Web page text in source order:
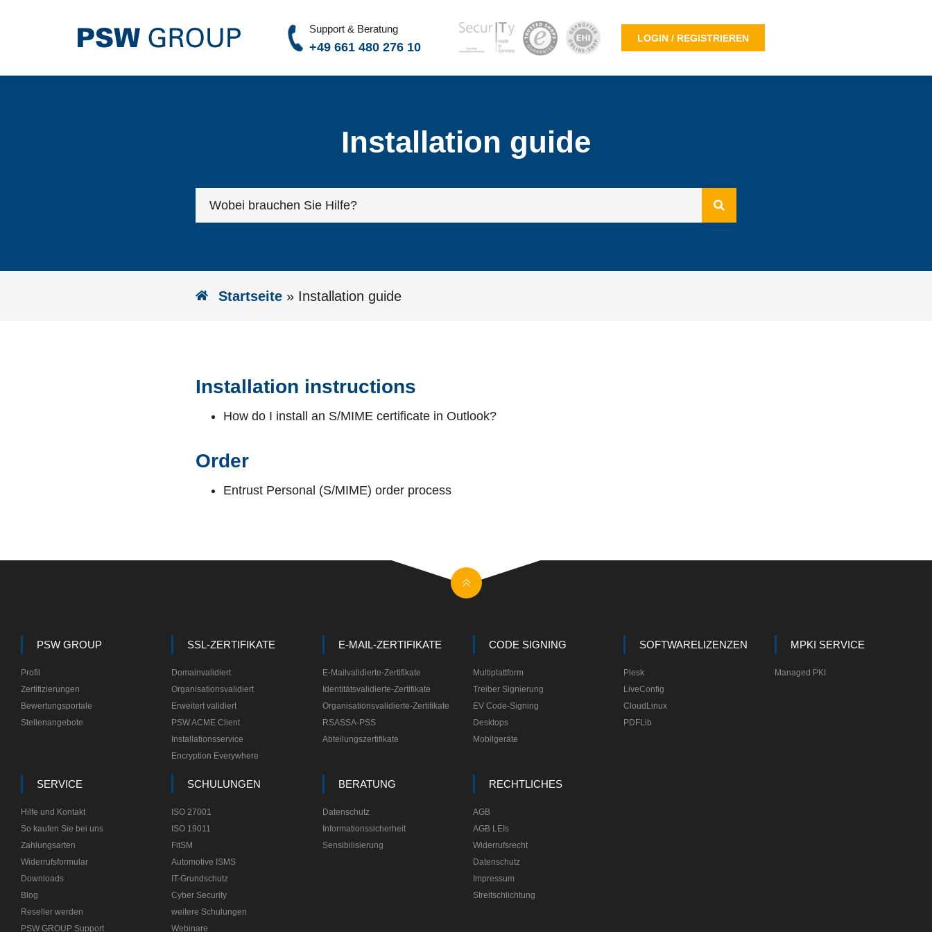
Support & Beratung
+49 661 480 276 10
LOGIN / REGISTRIEREN
Installation guide
Startseite » Installation guide
Installation instructions
How do I install an S/MIME certificate in Outlook?
Order
Entrust Personal (S/MIME) order process
PSW GROUP
Profil
Zertifizierungen
Bewertungsportale
Stellenangebote
SSL-ZERTIFIKATE
Domainvalidiert
Organisationsvalidiert
Erweitert validiert
PSW ACME Client
Installationsservice
Encryption Everywhere
E-MAIL-ZERTIFIKATE
E-Mailvalidierte-Zertifikate
Identitätsvalidierte-Zertifikate
Organisationsvalidierte-Zertifikate
RSASSA-PSS
Abteilungszertifikate
CODE SIGNING
Multiplattform
Treiber Signierung
EV Code-Signing
Desktops
Mobilgeräte
SOFTWARELIZENZEN
Plesk
LiveConfig
CloudLinux
PDFLib
MPKI SERVICE
Managed PKI
SERVICE
Hilfe und Kontakt
So kaufen Sie bei uns
Zahlungsarten
Widerrufsformular
Downloads
Blog
Reseller werden
PSW GROUP Support
SCHULUNGEN
ISO 27001
ISO 19011
FitSM
Automotive ISMS
IT-Grundschutz
Cyber Security
weitere Schulungen
Webinare
BERATUNG
Datenschutz
Informationssicherheit
Sensibilisierung
RECHTLICHES
AGB
AGB LEIs
Widerrufsrecht
Datenschutz
Impressum
Streitschlichtung